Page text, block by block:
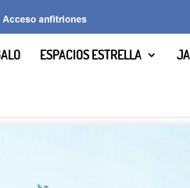
ESPACIOS ESTRELLA